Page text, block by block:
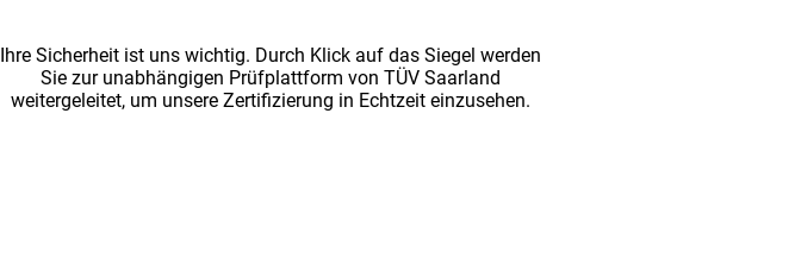
Ihre Sicherheit ist uns wichtig. Durch Klick auf das Siegel werden
Sie zur unabhängigen Prüfplattform von TÜV Saarland
weitergeleitet, um unsere Zertifizierung in Echtzeit einzusehen.